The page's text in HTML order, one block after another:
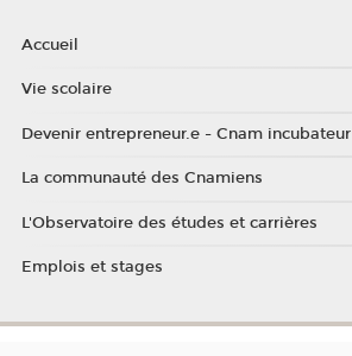
Accueil
Vie scolaire
Devenir entrepreneur.e - Cnam incubateur
La communauté des Cnamiens
L'Observatoire des études et carrières
Emplois et stages